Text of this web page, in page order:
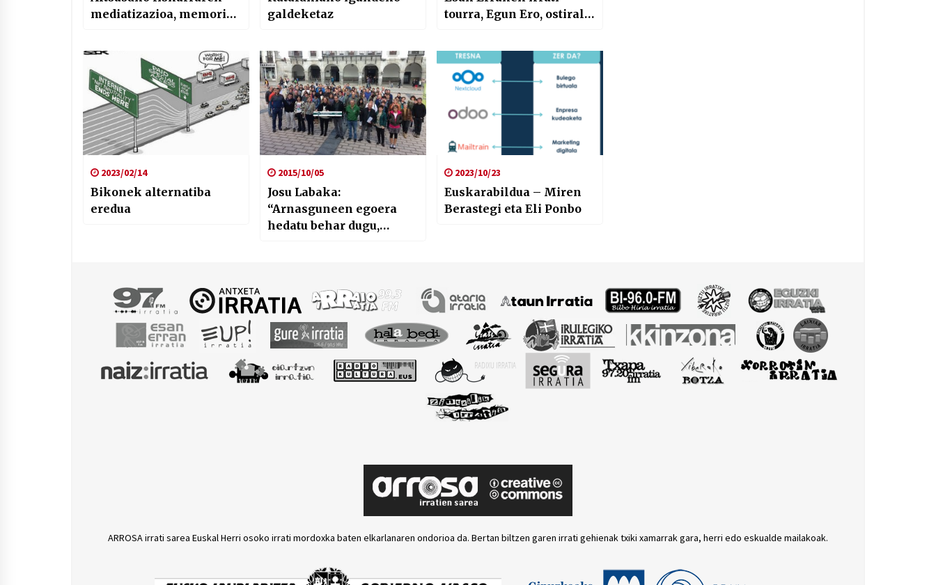
mediatizazioa, memoria
galdeketaz
tourra, Egun Ero, ostiral
Nafarroako Lokotx
bilketa txapelketa
2023/02/14
Bikonek alternatiba
eredua
2015/10/05
Josu Labaka:
“Arnasguneen egoera
hedatu behar dugu,
2023/10/23
Euskarabildua – Miren
Berastegi eta Eli Ponbo
ARROSA irrati sarea Euskal Herri osoko irrati mordoxka baten elkarlanaren ondorioa da. Bertan biltzen garen irrati gehienak txiki xamarrak gara, herri edo eskualde mailakoak.